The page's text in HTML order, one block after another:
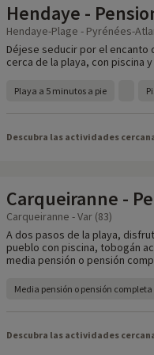
Hendaye -
Hendaye-Plage - Pyrénées-
Déjese seducir por el encanto
cerca de la playa, con piscina
Playa a 5 minutos a pie
Descubra las actividades
Carqueiranne -
Carqueiranne - Var (83)
A dos pasos de la playa,
pueblo con piscina, tobogán
media pensión o pensión
Media pensión o pensión completa
Descubra las actividades